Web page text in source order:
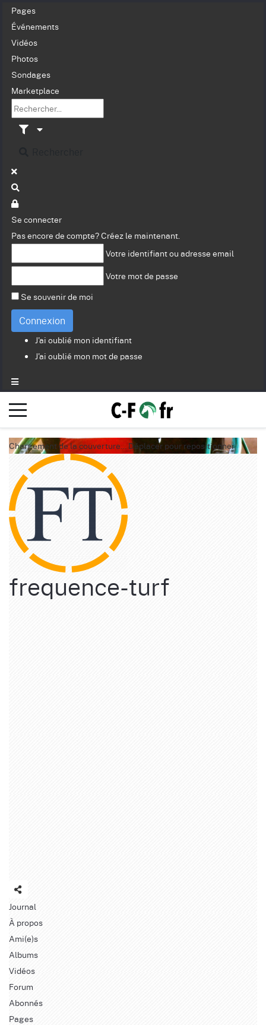
Pages
Événements
Vidéos
Photos
Sondages
Marketplace
Se connecter
Pas encore de compte? Créez le maintenant.
Votre identifiant ou adresse email
Votre mot de passe
Se souvenir de moi
Connexion
J'ai oublié mon identifiant
J'ai oublié mon mot de passe
Chargement de la couverture… Déplacer pour repositionner
frequence-turf
Journal
À propos
Ami(e)s
Albums
Vidéos
Forum
Abonnés
Pages